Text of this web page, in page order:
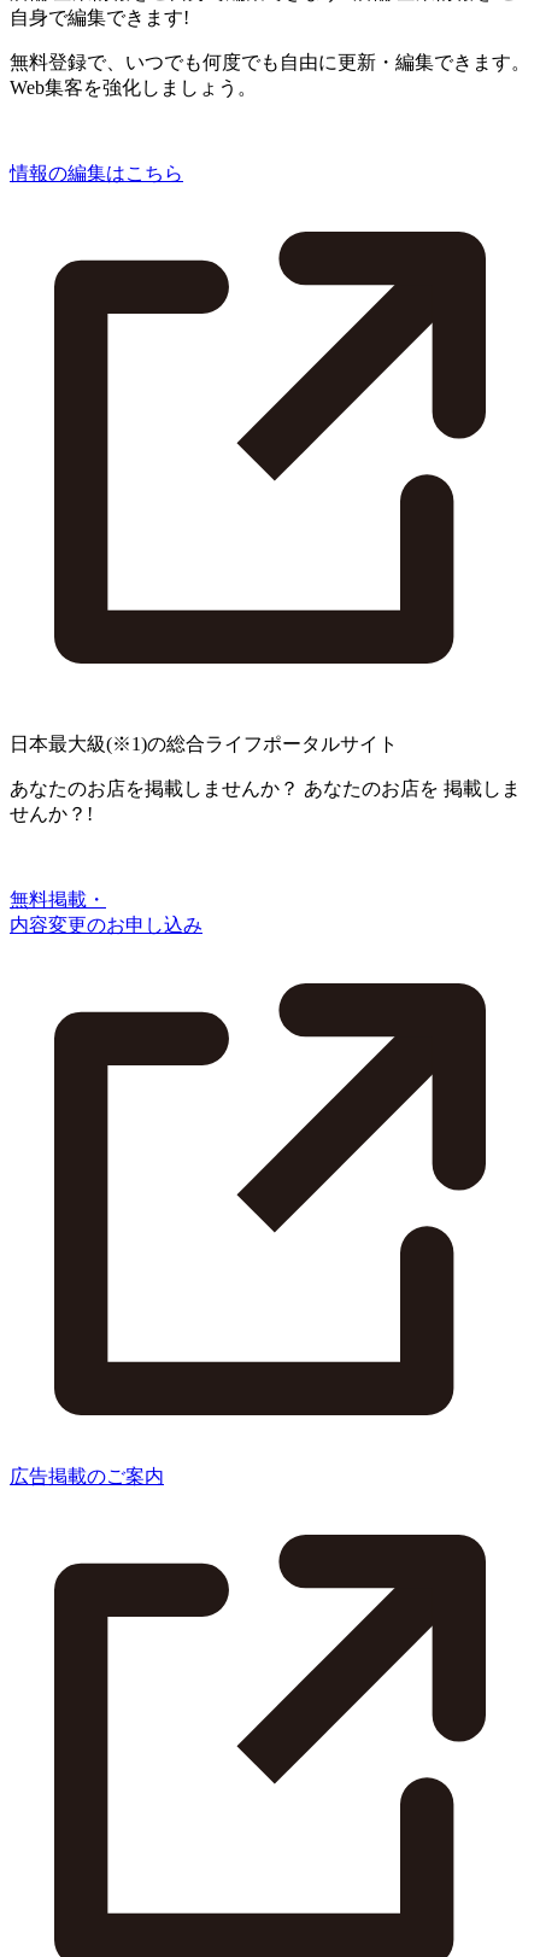
自身で編集できます!
無料登録で、いつでも何度でも自由に更新・編集できます。
Web集客を強化しましょう。
情報の編集はこちら
日本最大級(※1)の総合ライフポータルサイト
あなたのお店を掲載しませんか？ あなたのお店を 掲載しま
せんか？!
無料掲載・
内容変更のお申し込み
広告掲載のご案内